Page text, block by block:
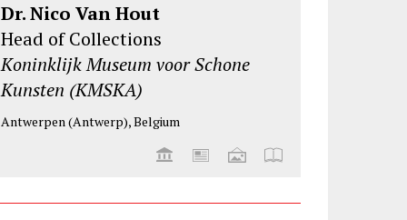
Dr. Nico Van Hout
Head of Collections
Koninklijk Museum voor Schone
Kunsten (KMSKA)
Antwerpen (Antwerp), Belgium